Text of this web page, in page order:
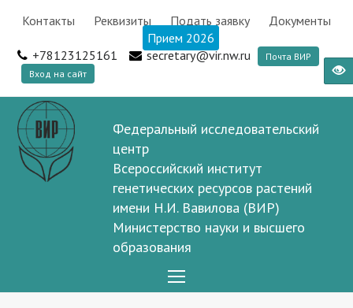
Контакты Реквизиты Подать заявку
Документы
Прием 2026
+78123125161
secretary@vir.nw.ru
Почта ВИР
Вход на сайт
Федеральный исследовательский
центр
Всероссийский институт
генетических ресурсов растений
имени Н.И. Вавилова (ВИР)
Министерство науки и высшего
образования